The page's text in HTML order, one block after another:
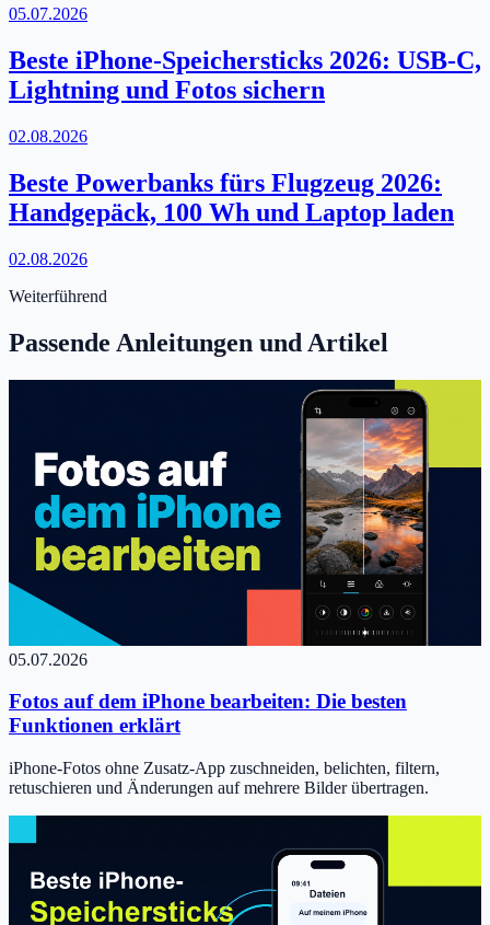
05.07.2026
Beste iPhone-Speichersticks 2026: USB-C,
Lightning und Fotos sichern
02.08.2026
Beste Powerbanks fürs Flugzeug 2026:
Handgepäck, 100 Wh und Laptop laden
02.08.2026
Weiterführend
Passende Anleitungen und Artikel
05.07.2026
Fotos auf dem iPhone bearbeiten: Die besten
Funktionen erklärt
iPhone-Fotos ohne Zusatz-App zuschneiden, belichten, filtern,
retuschieren und Änderungen auf mehrere Bilder übertragen.